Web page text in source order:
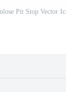
Pit Stop Vector